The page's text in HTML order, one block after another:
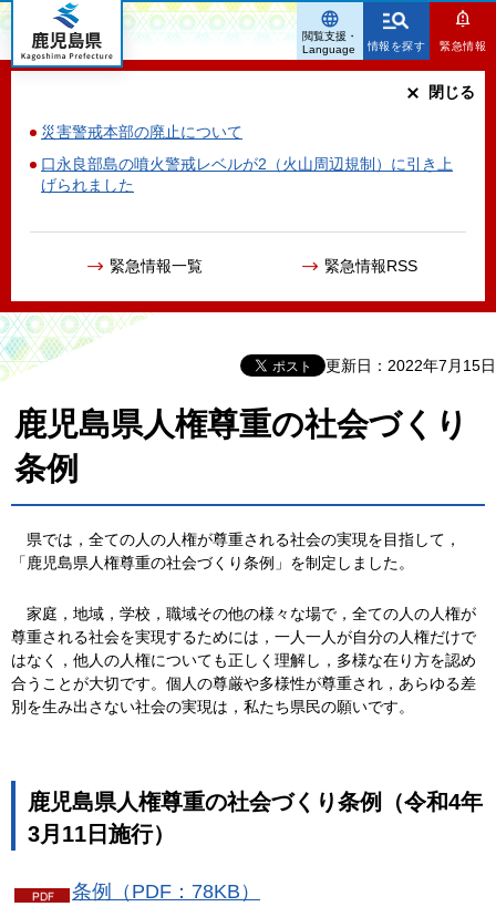
鹿児島県
情報を探す 緊急情報
災害警戒本部の廃止について
口永良部島の噴火警戒レベルが2（火山周辺規制）に引き上
げられました
緊急情報一覧 緊急情報RSS
閉じる
閲覧支援・
Language
更新日：2022年7月15日
鹿児島県人権尊重の社会づくり
条例
県では，全ての人の人権が尊重される社会の実現を目指して，
「鹿児島県人権尊重の社会づくり条例」を制定しました。
家庭，地域，学校，職域その他の様々な場で，全ての人の人権が
尊重される社会を実現するためには，一人一人が自分の人権だけで
はなく，他人の人権についても正しく理解し，多様な在り方を認め
合うことが大切です。個人の尊厳や多様性が尊重され，あらゆる差
別を生み出さない社会の実現は，私たち県民の願いです。
鹿児島県人権尊重の社会づくり条例（令和4年
3月11日施行）
条例（PDF：78KB）